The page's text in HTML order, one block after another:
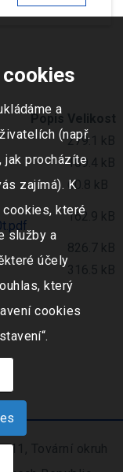
Popis Velikost
279.1 kB
109.4 kB
60.8 kB
162.9 kB
826.7 kB
316.5 kB
Tovární okruh
a
(např.
jak procházíte
zajímá). K
cookies, které
služby a
účely
který
cookies